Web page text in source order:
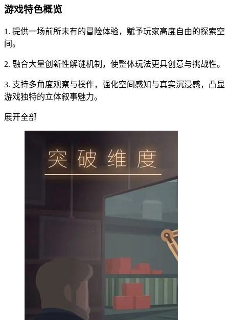
游戏特色概览
1. 提供一场前所未有的冒险体验，赋予玩家高度自由的探索空
间。
2. 融合大量创新性解谜机制，使整体玩法更具创意与挑战性。
3. 支持多角度观察与操作，强化空间感知与真实沉浸感，凸显
游戏独特的立体叙事魅力。
展开全部